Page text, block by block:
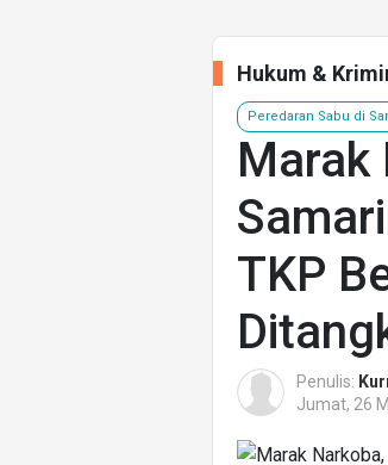
Hukum &
Peredaran Sabu di
Marak
TKP
Penulis:
Jumat, 26